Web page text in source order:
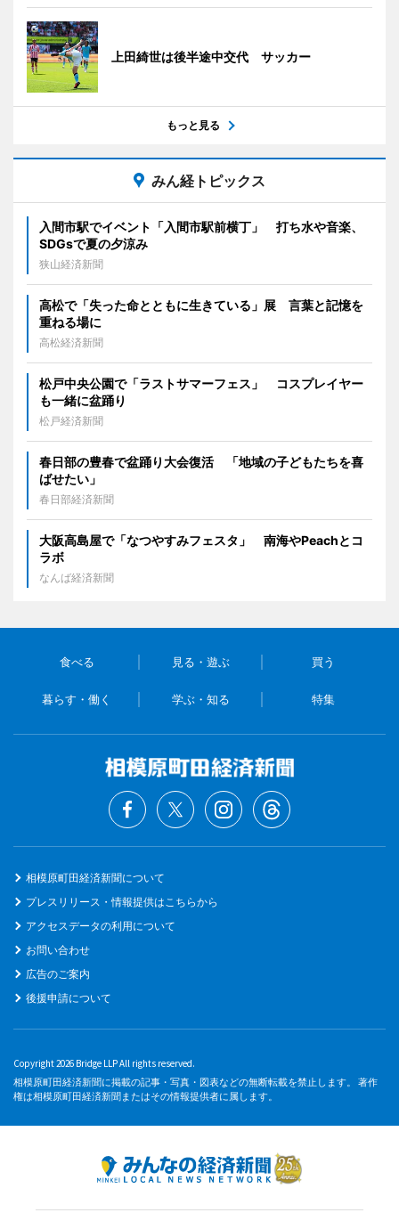
上田綺世は後半途中交代 サッカー
もっと見る
みん経トピックス
入間市駅でイベント「入間市駅前横丁」 打ち水や音楽、
SDGsで夏の夕涼み
狭山経済新聞
高松で「失った命とともに生きている」展 言葉と記憶を
重ねる場に
高松経済新聞
松戸中央公園で「ラストサマーフェス」 コスプレイヤー
も一緒に盆踊り
松戸経済新聞
春日部の豊春で盆踊り大会復活 「地域の子どもたちを喜
ばせたい」
春日部経済新聞
大阪高島屋で「なつやすみフェスタ」 南海やPeachとコ
ラボ
なんば経済新聞
食べる 見る・遊ぶ 買う
暮らす・働く 学ぶ・知る 特集
相模原町田経済新聞について
プレスリリース・情報提供はこちらから
アクセスデータの利用について
お問い合わせ
広告のご案内
後援申請について
Copyright 2026 Bridge LLP All rights reserved.
相模原町田経済新聞に掲載の記事・写真・図表などの無断転載を禁止します。 著作
権は相模原町田経済新聞またはその情報提供者に属します。